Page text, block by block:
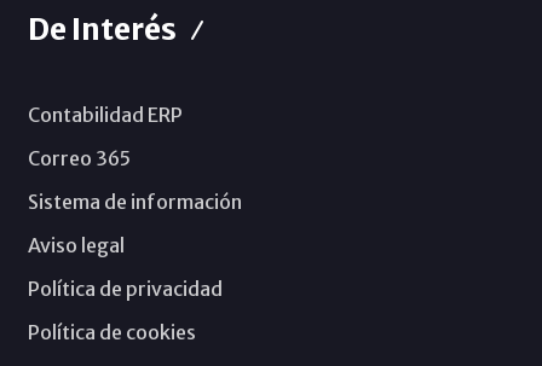
De Interés
Contabilidad ERP
Correo 365
Sistema de información
Aviso legal
Política de privacidad
Política de cookies